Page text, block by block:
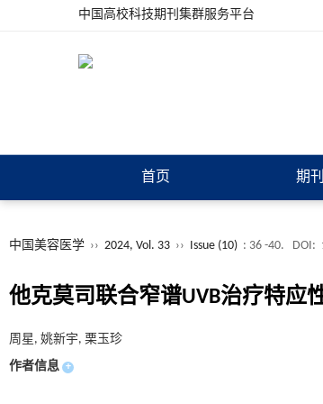
中国高校科技期刊集群服务平台
首页 期
中国美容医学 ›› 2024, Vol. 33 ›› Issue (10) : 36 -40. DOI:
他克莫司联合窄谱UVB治疗特应
周星, 姚新宇, 栗玉珍
作者信息 +